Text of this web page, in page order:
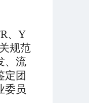
、Y
规范
、流
定团
委员